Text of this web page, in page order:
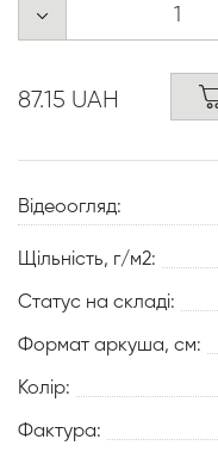
Відеоогляд:
Щільність, г/м2:
Статус на складі:
Формат аркуша, см:
Колір:
Фактура:
87.15 UAH